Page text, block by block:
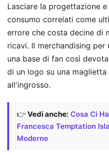
Lasciare la progettazione
consumo correlati come
errore che costa decine di
ricavi. Il merchandising
una base di fan così
di un logo su una
all'ingrosso.
👉 Vedi anche: Cosa Ci
Francesca Temptation
Moderne